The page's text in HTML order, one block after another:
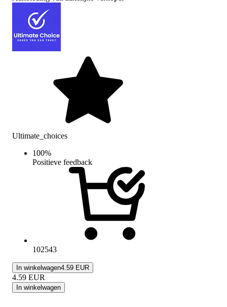
Ultimate_choices
100%
Positieve feedback
102543
In winkelwagen4.59 EUR
4.59 EUR
In winkelwagen